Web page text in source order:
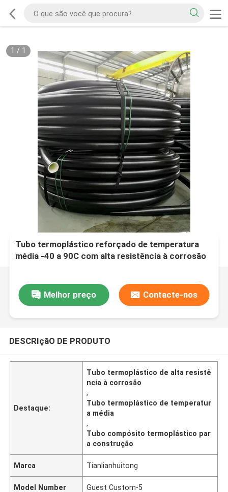
1 / 1
Tubo termoplástico reforçado de temperatura
média -40 a 90C com alta resistência à corrosão
Melhor preço Contacte-nos
DESCRIçãO DE PRODUTO
Destaque:
Tubo termoplástico de alta resistê
ncia à corrosão
,
Tubo termoplástico de temperatur
a média
,
Tubo compósito termoplástico par
a construção
Marca Tianlianhuitong
Model Number Guest Custom-5